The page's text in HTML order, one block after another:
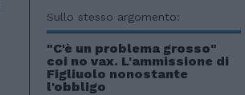
Sullo stesso argomento:
"C'è un problema grosso"
coi no vax. L'ammissione di
Figliuolo nonostante
l'obbligo